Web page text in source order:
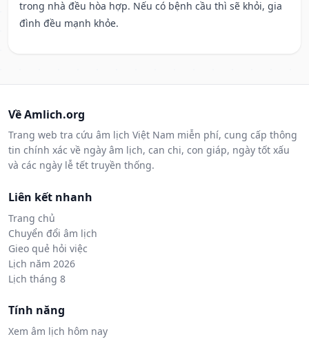
trong nhà đều hòa hợp. Nếu có bệnh cầu thì sẽ khỏi, gia
đình đều mạnh khỏe.
Về Amlich.org
Trang web tra cứu âm lịch Việt Nam miễn phí, cung cấp thông
tin chính xác về ngày âm lịch, can chi, con giáp, ngày tốt xấu
và các ngày lễ tết truyền thống.
Liên kết nhanh
Trang chủ
Chuyển đổi âm lịch
Gieo quẻ hỏi việc
Lịch năm 2026
Lịch tháng 8
Tính năng
Xem âm lịch hôm nay